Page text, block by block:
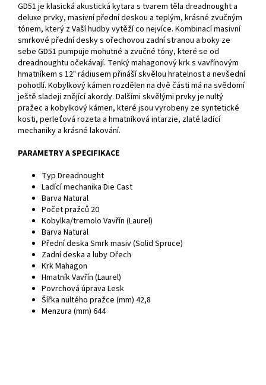
GD51 je klasická akustická kytara s tvarem těla dreadnought a
deluxe prvky, masivní přední deskou a teplým, krásné zvučným
tónem, který z Vaší hudby vytěží co nejvíce. Kombinací masivní
smrkové přední desky s ořechovou zadní stranou a boky ze
sebe GD51 pumpuje mohutné a zvučné tóny, které se od
dreadnoughtu očekávají. Tenký mahagonový krk s vavřínovým
hmatníkem s 12" rádiusem přináší skvělou hratelnost a nevšední
pohodlí. Kobylkový kámen rozdělen na dvě části má na svědomí
ještě sladeji znějící akordy. Dalšími skvělými prvky je nultý
pražec a kobylkový kámen, které jsou vyrobeny ze syntetické
kosti, perleťová rozeta a hmatníková intarzie, zlaté ladící
mechaniky a krásné lakování.
PARAMETRY A SPECIFIKACE
Typ Dreadnought
Ladící mechanika Die Cast
Barva Natural
Počet pražců 20
Kobylka/tremolo Vavřín (Laurel)
Barva Natural
Přední deska Smrk masiv (Solid Spruce)
Zadní deska a luby Ořech
Krk Mahagon
Hmatník Vavřín (Laurel)
Povrchová úprava Lesk
Šířka nultého pražce (mm) 42,8
Menzura (mm) 644